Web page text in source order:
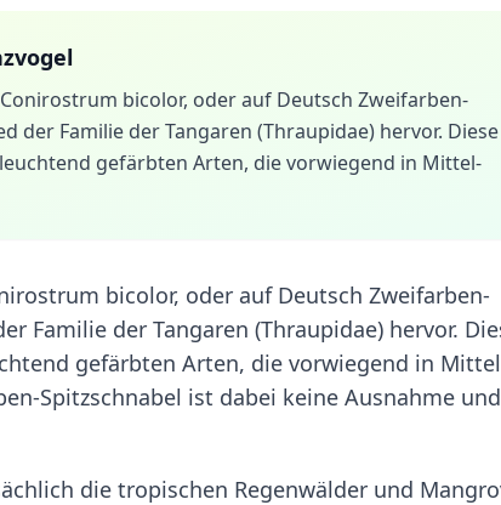
bicolor, oder auf Deutsch Zweifarben-
der Familie der Tangaren (Thraupidae) hervor. Diese
gefärbten Arten, die vorwiegend in Mittel-
bicolor, oder auf Deutsch Zweifarben-
Familie der Tangaren (Thraupidae) hervor.
gefärbten Arten, die vorwiegend in
Spitzschnabel ist dabei keine Ausnahme
die tropischen Regenwälder und